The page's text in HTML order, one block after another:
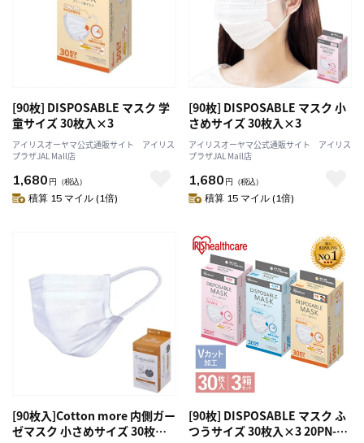
[90枚] DISPOSABLE マスク 学
童サイズ 30枚入×3
アイリスオーヤマ公式通販サイト アイリス
プラザJAL Mall店
1,680 円 （税込）
積算 15 マイル (1倍)
[90枚] DISPOSABLE マスク 小
さめサイズ 30枚入×3
アイリスオーヤマ公式通販サイト アイリス
プラザJAL Mall店
1,680 円 （税込）
積算 15 マイル (1倍)
[90枚入]Cotton more 内側ガー
ゼマスク 小さめサイズ 30枚×3
[90枚] DISPOSABLE マスク ふ
つうサイズ 30枚入×3 20PN-